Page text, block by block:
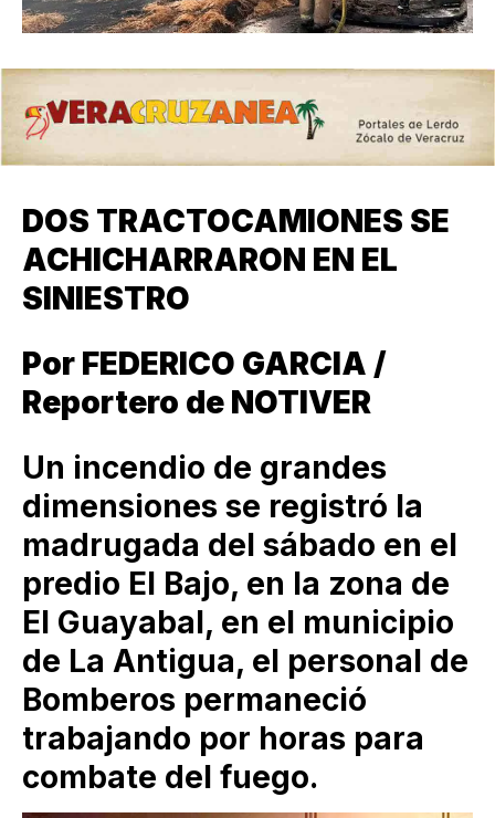
DOS TRACTOCAMIONES SE
ACHICHARRARON EN EL
SINIESTRO
Por FEDERICO GARCIA /
Reportero de NOTIVER
Un incendio de grandes
dimensiones se registró la
madrugada del sábado en el
predio El Bajo, en la zona de
El Guayabal, en el municipio
de La Antigua, el personal de
Bomberos permaneció
trabajando por horas para
combate del fuego.